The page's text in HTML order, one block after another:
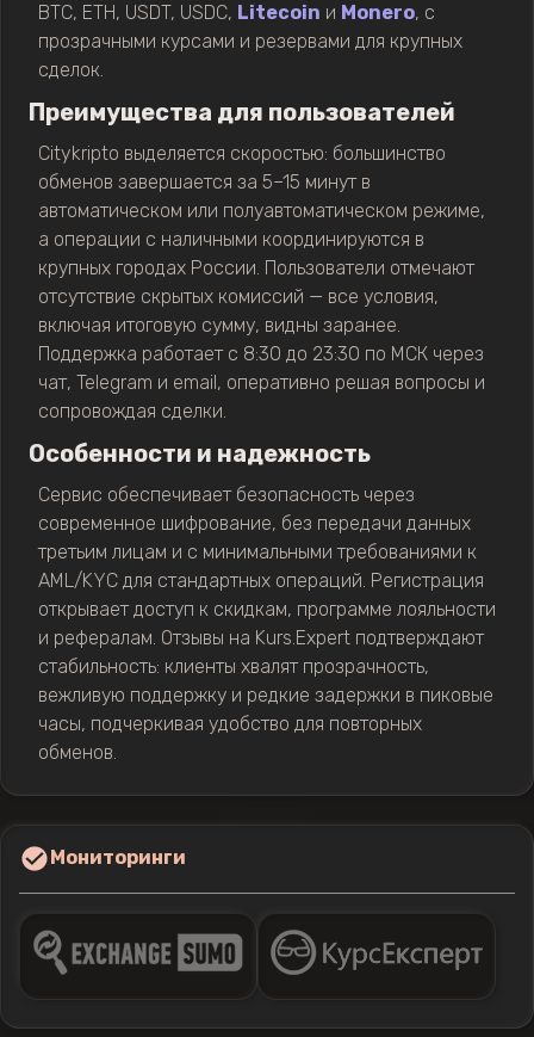
BTC, ETH, USDT, USDC, Litecoin и Monero, с
прозрачными курсами и резервами для крупных
сделок.
Преимущества для пользователей
Citykripto выделяется скоростью: большинство
обменов завершается за 5–15 минут в
автоматическом или полуавтоматическом режиме,
а операции с наличными координируются в
крупных городах России. Пользователи отмечают
отсутствие скрытых комиссий — все условия,
включая итоговую сумму, видны заранее.
Поддержка работает с 8:30 до 23:30 по МСК через
чат, Telegram и email, оперативно решая вопросы и
сопровождая сделки.
Особенности и надежность
Сервис обеспечивает безопасность через
современное шифрование, без передачи данных
третьим лицам и с минимальными требованиями к
AML/KYC для стандартных операций. Регистрация
открывает доступ к скидкам, программе лояльности
и рефералам. Отзывы на Kurs.Expert подтверждают
стабильность: клиенты хвалят прозрачность,
вежливую поддержку и редкие задержки в пиковые
часы, подчеркивая удобство для повторных
обменов.
Мониторинги